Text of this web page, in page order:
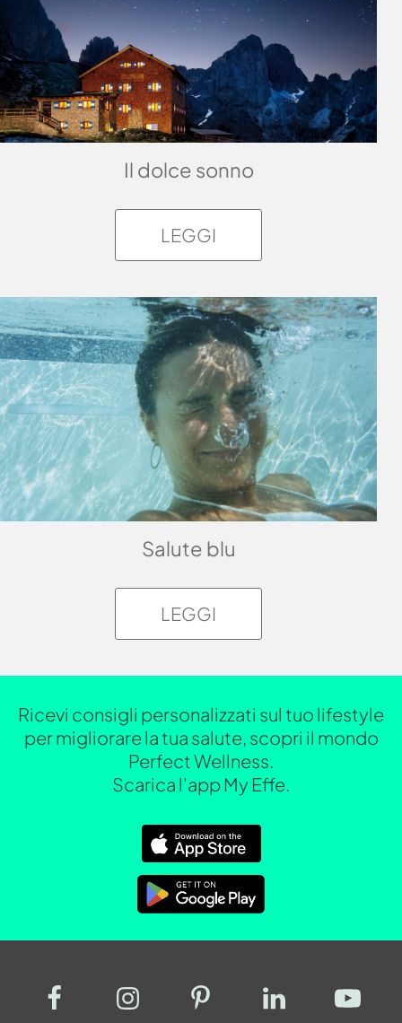
Il dolce sonno
LEGGI
Salute blu
LEGGI
Ricevi consigli personalizzati sul tuo lifestyle
per migliorare la tua salute, scopri il mondo
Perfect Wellness.
Scarica l'app My Effe.